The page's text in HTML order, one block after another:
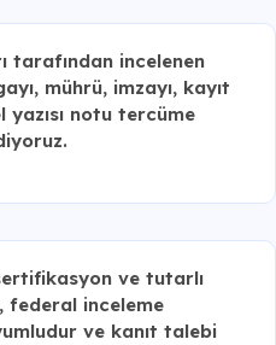
tarafından incelenen
mührü, imzayı, kayıt
yazısı notu tercüme
ve tutarlı
federal inceleme
ve kanıt talebi